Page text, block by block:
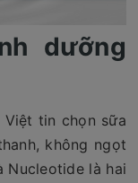
dưỡng
tin chọn sữa
không ngọt
Nucleotide là hai